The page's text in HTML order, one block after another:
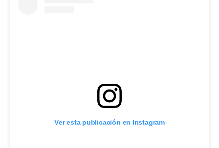
Ver esta publicación en Instagram